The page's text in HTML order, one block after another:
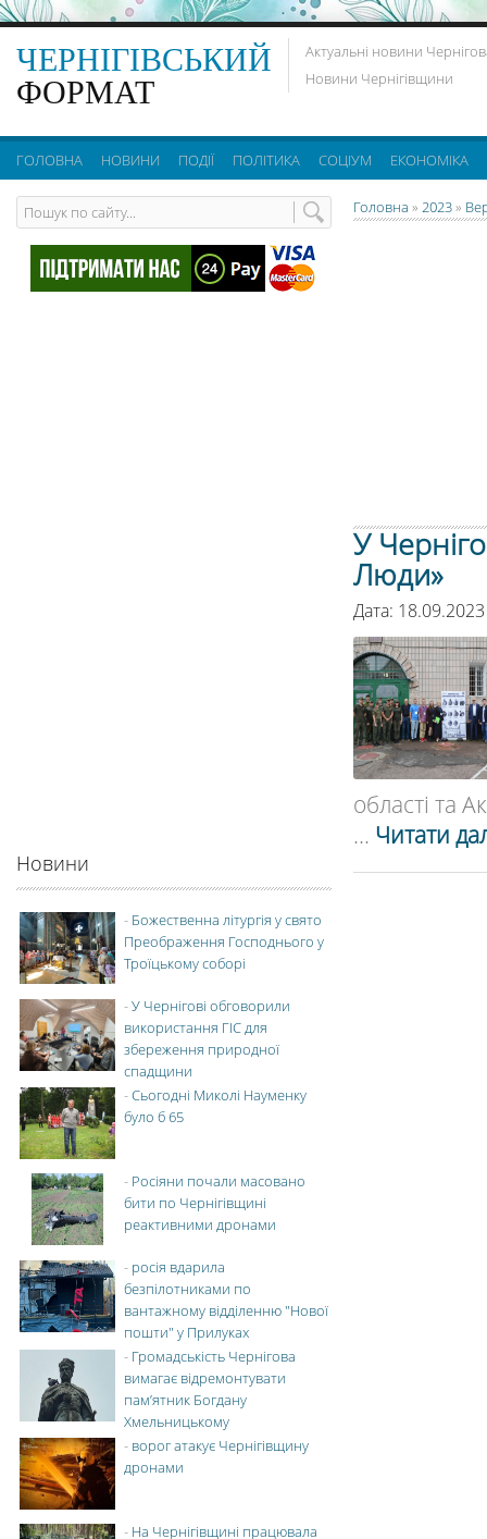
ЧЕРНІГІВСЬКИЙ
ФОРМАТ
Актуальні новини
Новини Чернігівщини
ГОЛОВНА НОВИНИ ПОДІЇ ПОЛІТИКА СОЦІУМ ЕКОНОМІКА
Головна » 2023»
У
Люди»
Дата:
області та
... Читати
Новини
- Божественна літургія у свято
Преображення Господнього у
Троїцькому соборі
-У Чернігові обговорили
використання ГІС для
збереження природної
спадщини
-Сьогодні Миколі Науменку
було б 65
- Росіяни почали масовано
бити по Чернігівщині
реактивними дронами
- росія вдарила
безпілотниками по
вантажному відділенню "Нової
пошти" у Прилуках
- Громадськість Чернігова
вимагає відремонтувати
пам’ятник Богдану
Хмельницькому
- ворог атакує Чернігівщину
дронами
- На Чернігівщині працювала